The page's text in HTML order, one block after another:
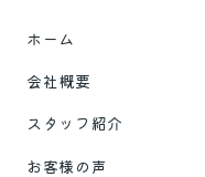
ホーム
会社概要
スタッフ紹介
お客様の声